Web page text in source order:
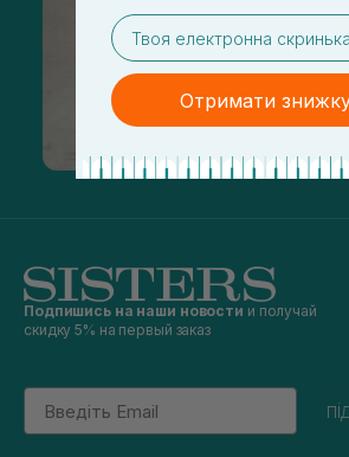
Подпишись на наши новости и получай
скидку 5% на первый заказ
Email
email
Отримати